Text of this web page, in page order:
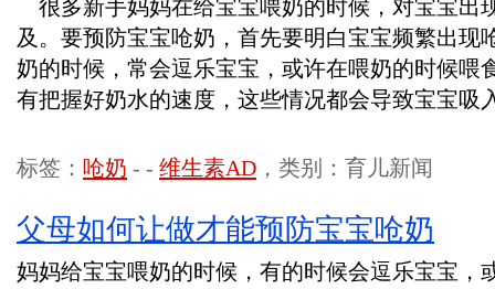
很多新手妈妈在给宝宝喂奶的时候，对宝宝出
及。要预防宝宝呛奶，首先要明白宝宝频繁出现
奶的时候，常会逗乐宝宝，或许在喂奶的时候喂
有把握好奶水的速度，这些情况都会导致宝宝吸
标签： 呛奶 - - 维生素AD ，类别：育儿新闻
父母如何让做才能预防宝宝呛奶
妈妈给宝宝喂奶的时候，有的时候会逗乐宝宝，